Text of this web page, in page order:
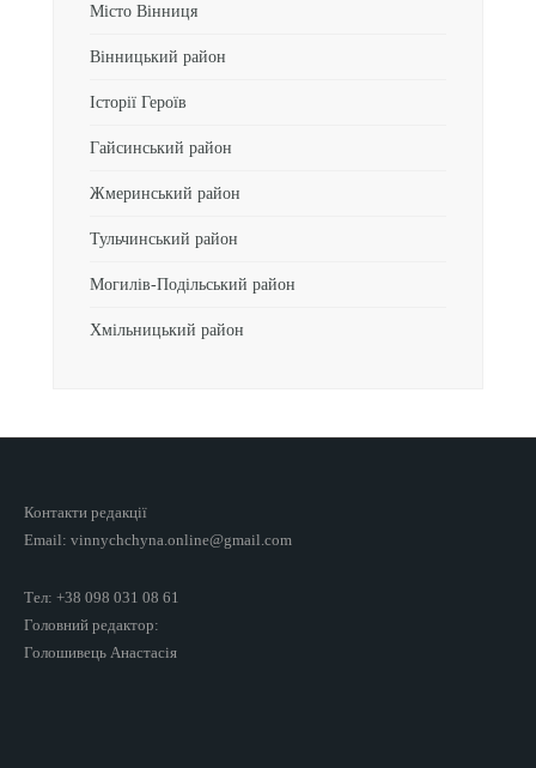
Місто Вінниця
Вінницький район
Історії Героїв
Гайсинський район
Жмеринський район
Тульчинський район
Могилів-Подільський район
Хмільницький район
Контакти редакції
Email: vinnychchyna.online@gmail.com
Тел: +38 098 031 08 61
Головний редактор:
Голошивець Анастасія